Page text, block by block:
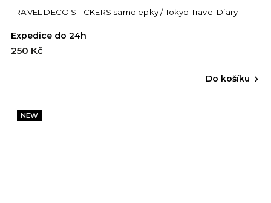
TRAVEL DECO STICKERS samolepky / Tokyo Travel Diary
Expedice do 24h
250 Kč
Do košíku
NEW